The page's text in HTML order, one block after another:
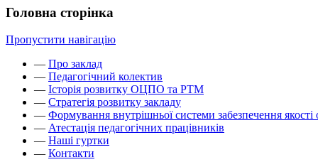
Головна сторінка
Пропустити навігацію
— Про заклад
— Педагогічний колектив
— Історія розвитку ОЦПО та РТМ
— Стратегія розвитку закладу
— Формування внутрішньої системи забезпечення якості
— Атестація педагогічних працівників
— Наші гуртки
— Контакти